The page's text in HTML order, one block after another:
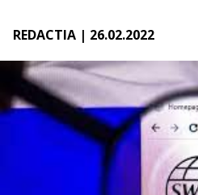
REDACTIA | 26.02.2022